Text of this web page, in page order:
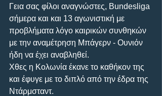
Γεια σας φίλοι αναγνώστες, Bundesliga
σήμερα και και 13 αγωνιστική με
προβλήματα λόγο καιρικών συνθηκών
με την αναμέτρηση Μπάγερν - Ουνιόν
ήδη να έχει αναβληθεί.
Χθες η Κολωνία έκανε το καθήκον της
και έφυγε με το διπλό από την έδρα της
Ντάρμσταντ.